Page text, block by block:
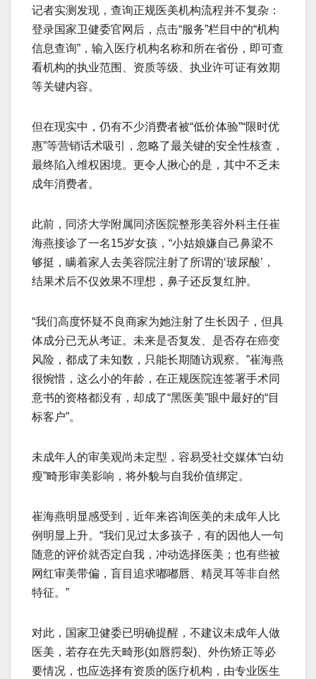
记者实测发现，查询正规医美机构流程并不复杂：
登录国家卫健委官网后，点击“服务”栏目中的“机构
信息查询”，输入医疗机构名称和所在省份，即可查
看机构的执业范围、资质等级、执业许可证有效期
等关键内容。
但在现实中，仍有不少消费者被“低价体验”“限时优
惠”等营销话术吸引，忽略了最关键的安全性核查，
最终陷入维权困境。更令人揪心的是，其中不乏未
成年消费者。
此前，同济大学附属同济医院整形美容外科主任崔
海燕接诊了一名15岁女孩，“小姑娘嫌自己鼻梁不
够挺，瞒着家人去美容院注射了所谓的‘玻尿酸’，
结果术后不仅效果不理想，鼻子还反复红肿。
“我们高度怀疑不良商家为她注射了生长因子，但具
体成分已无从考证。未来是否复发、是否存在癌变
风险，都成了未知数，只能长期随访观察。”崔海燕
很惋惜，这么小的年龄，在正规医院连签署手术同
意书的资格都没有，却成了“黑医美”眼中最好的“目
标客户”。
未成年人的审美观尚未定型，容易受社交媒体“白幼
瘦”畸形审美影响，将外貌与自我价值绑定。
崔海燕明显感受到，近年来咨询医美的未成年人比
例明显上升。“我们见过太多孩子，有的因他人一句
随意的评价就否定自我，冲动选择医美；也有些被
网红审美带偏，盲目追求嘟嘟唇、精灵耳等非自然
特征。”
对此，国家卫健委已明确提醒，不建议未成年人做
医美，若存在先天畸形(如唇腭裂)、外伤矫正等必
要情况，也应选择有资质的医疗机构，由专业医生